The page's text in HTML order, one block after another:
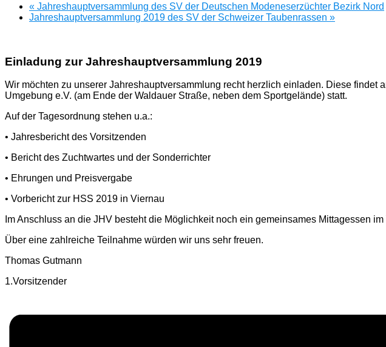
« Jahreshauptversammlung des SV der Deutschen Modeneserzüchter Bezirk Nord
Jahreshauptversammlung 2019 des SV der Schweizer Taubenrassen »
Einladung zur Jahreshauptversammlung 2019
Wir möchten zu unserer Jahreshauptversammlung recht herzlich einladen. Diese
Umgebung e.V. (am Ende der Waldauer Straße, neben dem Sportgelände) statt.
Auf der Tagesordnung stehen u.a.:
• Jahresbericht des Vorsitzenden
• Bericht des Zuchtwartes und der Sonderrichter
• Ehrungen und Preisvergabe
• Vorbericht zur HSS 2019 in Viernau
Im Anschluss an die JHV besteht die Möglichkeit noch ein gemeinsames Mittagessen
Über eine zahlreiche Teilnahme würden wir uns sehr freuen.
Thomas Gutmann
1.Vorsitzender